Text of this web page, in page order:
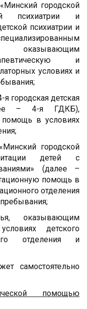
городской
психиатрии и
психиатрии и
оказывающим
и
условиях и
городская детская
– 4-я ГДКБ),
в условиях
городской
детей с
(далее –
помощь в
отделения
оказывающим
детского
отделения и
самостоятельно
помощью